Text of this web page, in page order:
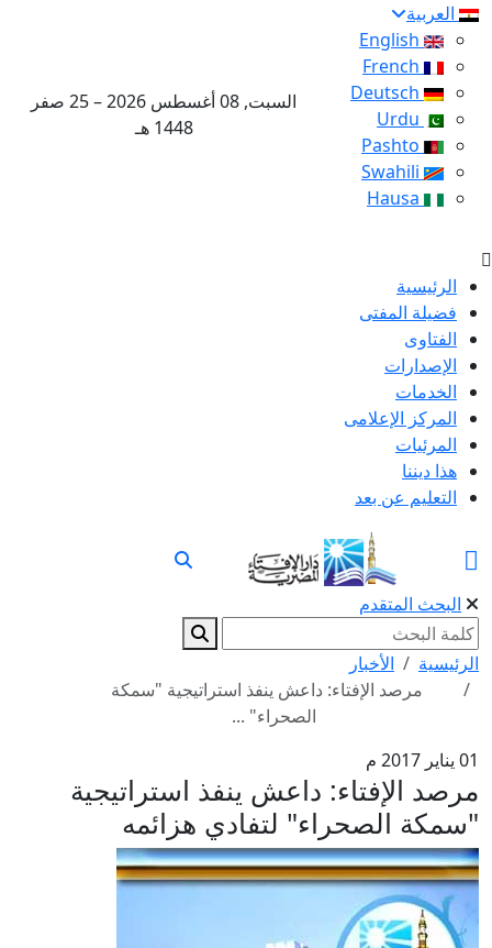
العربية
السبت, 08 أغسطس 2026 – 25 صفر
1448 هـ
الرئيسية
فضيلة المفتى
الفتاوى
الإصدارات
الخدمات
المركز الإعلامى
المرئيات
هذا ديننا
التعليم عن بعد
البحث المتقدم
الرئيسية
الأخبار
مرصد الإفتاء: داعش ينفذ استراتيجية "سمكة
الصحراء" ...
01 يناير 2017 م
مرصد الإفتاء: داعش ينفذ استراتيجية
"سمكة الصحراء" لتفادي هزائمه